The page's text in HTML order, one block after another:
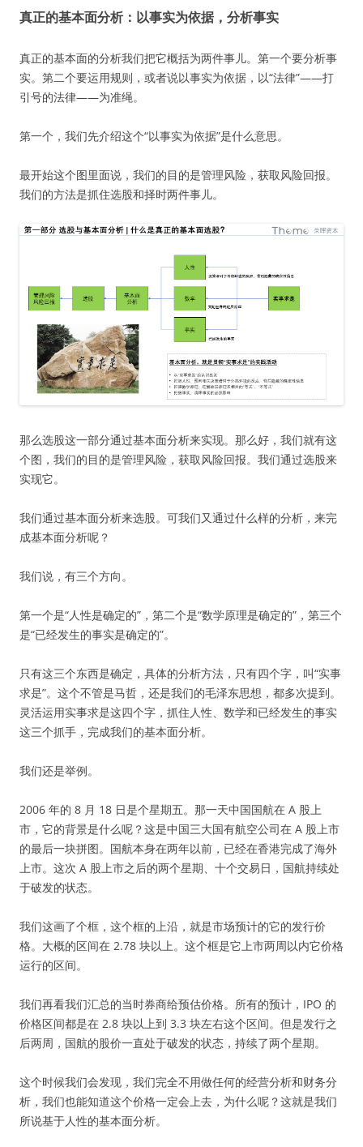
真正的基本面分析：以事实为依据，分析事实
真正的基本面的分析我们把它概括为两件事儿。第一个要分析事
实。第二个要运用规则，或者说以事实为依据，以“法律”——打
引号的法律——为准绳。
第一个，我们先介绍这个“以事实为依据”是什么意思。
最开始这个图里面说，我们的目的是管理风险，获取风险回报。
我们的方法是抓住选股和择时两件事儿。
那么选股这一部分通过基本面分析来实现。那么好，我们就有这
个图，我们的目的是管理风险，获取风险回报。我们通过选股来
实现它。
我们通过基本面分析来选股。可我们又通过什么样的分析，来完
成基本面分析呢？
我们说，有三个方向。
第一个是“人性是确定的”，第二个是“数学原理是确定的”，第三个
是“已经发生的事实是确定的”。
只有这三个东西是确定，具体的分析方法，只有四个字，叫“实事
求是”。这个不管是马哲，还是我们的毛泽东思想，都多次提到。
灵活运用实事求是这四个字，抓住人性、数学和已经发生的事实
这三个抓手，完成我们的基本面分析。
我们还是举例。
2006 年的 8 月 18 日是个星期五。那一天中国国航在 A 股上
市，它的背景是什么呢？这是中国三大国有航空公司在 A 股上市
的最后一块拼图。国航本身在两年以前，已经在香港完成了海外
上市。这次 A 股上市之后的两个星期、十个交易日，国航持续处
于破发的状态。
我们这画了个框，这个框的上沿，就是市场预计的它的发行价
格。大概的区间在 2.78 块以上。这个框是它上市两周以内它价格
运行的区间。
我们再看我们汇总的当时券商给预估价格。所有的预计，IPO 的
价格区间都是在 2.8 块以上到 3.3 块左右这个区间。但是发行之
后两周，国航的股价一直处于破发的状态，持续了两个星期。
这个时候我们会发现，我们完全不用做任何的经营分析和财务分
析，我们也能知道这个价格一定会上去，为什么呢？这就是我们
所说基于人性的基本面分析。